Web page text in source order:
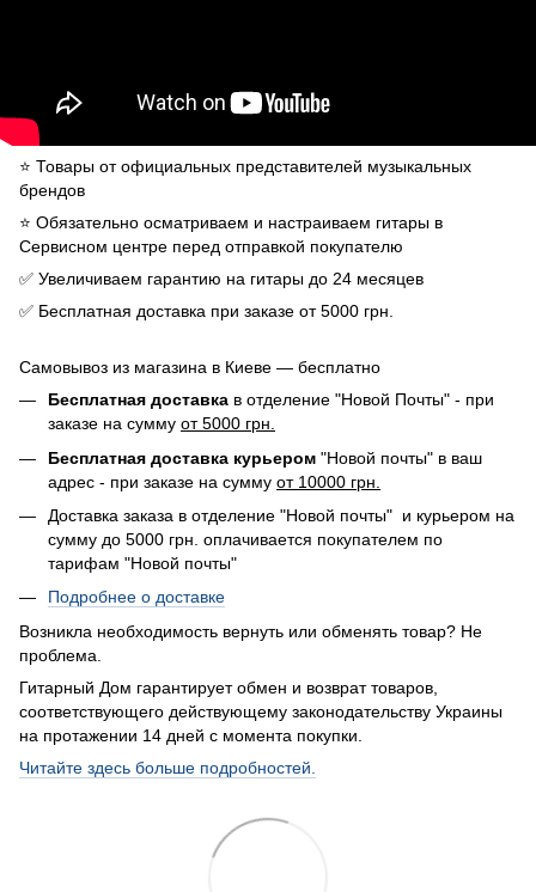
⭐️ Товары от официальных представителей музыкальных
брендов
⭐️ Обязательно осматриваем и настраиваем гитары в
Сервисном центре перед отправкой покупателю
✅ Увеличиваем гарантию на гитары до 24 месяцев
✅ Бесплатная доставка при заказе от 5000 грн.
Самовывоз из магазина в Киеве — бесплатно
Бесплатная доставка в отделение "Новой Почты" - при
заказе на сумму от 5000 грн.
Бесплатная доставка курьером "Новой почты" в ваш
адрес - при заказе на сумму от 10000 грн.
Доставка заказа в отделение "Новой почты" и курьером на
сумму до 5000 грн. оплачивается покупателем по
тарифам "Новой почты"
Подробнее о доставке
Возникла необходимость вернуть или обменять товар? Не
проблема.
Гитарный Дом гарантирует обмен и возврат товаров,
соответствующего действующему законодательству Украины
на протажении 14 дней с момента покупки.
Читайте здесь больше подробностей.